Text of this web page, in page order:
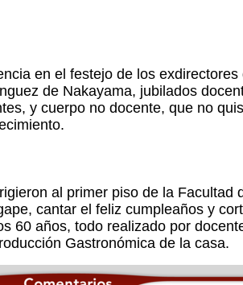
en el festejo de los exdirectores
de Nakayama, jubilados
y cuerpo no docente, que no
al primer piso de la Facultad
cantar el feliz cumpleaños y
60 años, todo realizado por
Gastronómica de la casa.